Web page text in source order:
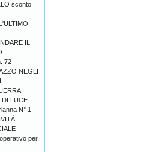
sconto
IL
72
NEGLI
LUCE
N° 1
per